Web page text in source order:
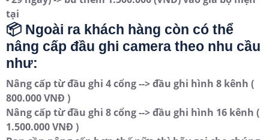
tại
📦 Ngoài ra khách hàng còn có thể
nâng cấp đầu ghi camera theo nhu cầu
như:
Nâng cấp từ đầu ghi 4 cổng --> đầu ghi hình 8 kênh (
800.000 VNĐ )
Nâng cấp từ đầu ghi 8 cổng --> đầu ghi hình 16 kênh (
1.500.000 VNĐ )